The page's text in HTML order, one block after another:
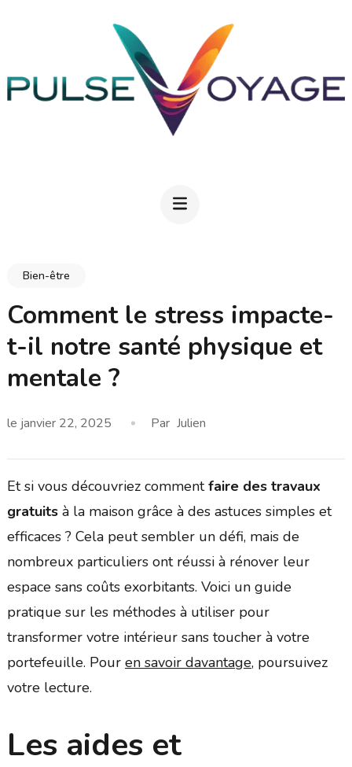
(Pressez
Bien-être
Comment le stress impacte-
t-il notre santé physique et
mentale ?
le janvier 22, 2025 Par Julien
Et si vous découvriez commentfaire des travaux
gratuitsà la maison grâce à des astuces simples et
efficaces ? Cela peut sembler un défi, mais de
nombreux particuliers ont réussi à rénover leur
espace sans coûts exorbitants. Voici un guide
pratique sur les méthodes à utiliser pour
transformer votre intérieur sans toucher à votre
portefeuille. Pour en savoir davantage, poursuivez
votre lecture.
Les aides et